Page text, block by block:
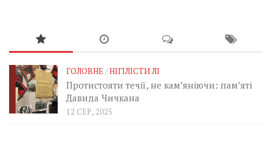
ГОЛОВНЕ/НІГІЛІСТИ ЛІ
Протистояти течії, не кам’яніючи: пам’яті
Давида Чичкана
12 СЕР, 2025